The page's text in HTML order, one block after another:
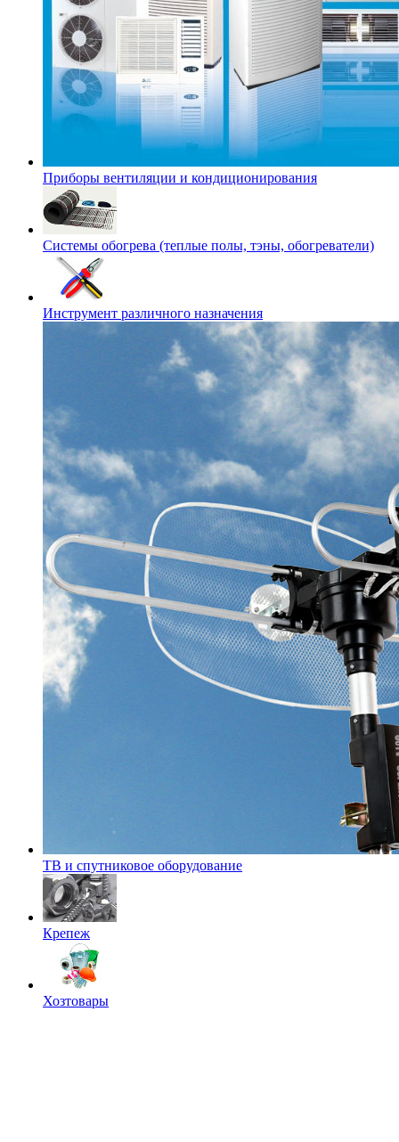
Приборы вентиляции и кондиционирования
Системы обогрева (теплые полы, тэны, обогреватели)
Инструмент различного назначения
ТВ и спутниковое оборудование
Крепеж
Хозтовары